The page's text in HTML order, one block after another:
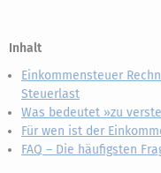
Inhalt
Einkommensteuer
Steuerlast
Was bedeutet »zu
Für wen ist der
FAQ – Die häufigsten